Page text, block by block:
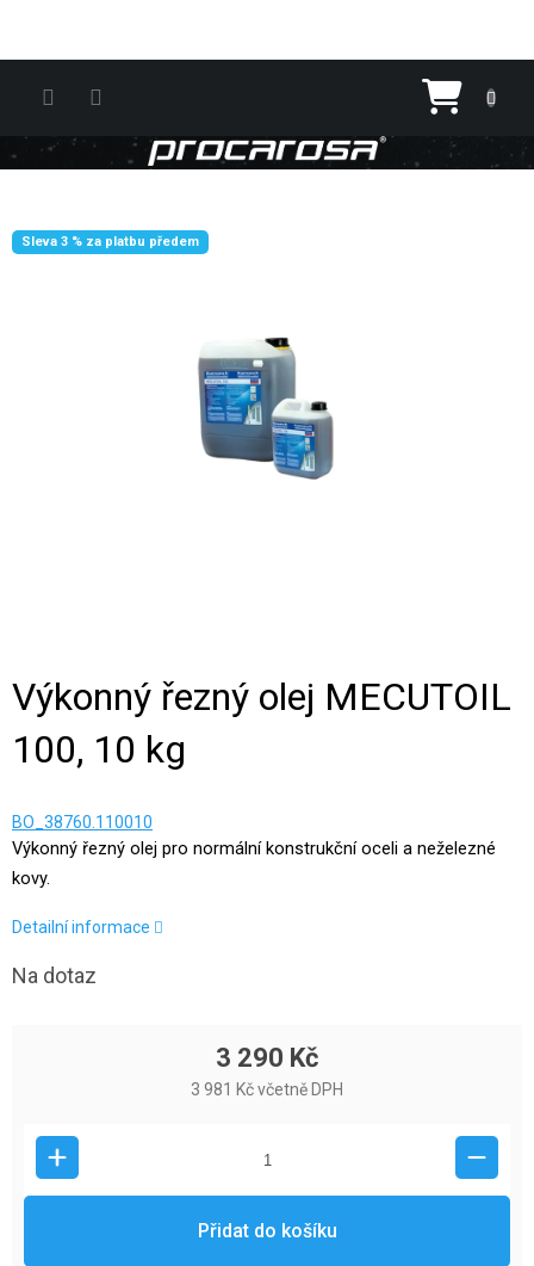
Sleva 3 % za platbu předem
Výkonný řezný olej MECUTOIL
100, 10 kg
BO_38760.110010
Výkonný řezný olej pro normální konstrukční oceli a neželezné
kovy.
Detailní informace
Na dotaz
3 290 Kč
3 981 Kč včetně DPH
Přidat do košíku